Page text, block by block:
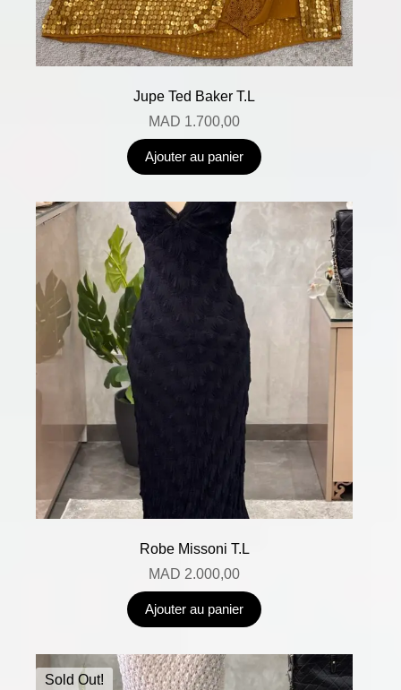
Jupe Ted Baker T.L
MAD 1.700,00
Ajouter au panier
Robe Missoni T.L
MAD 2.000,00
Ajouter au panier
Sold Out!